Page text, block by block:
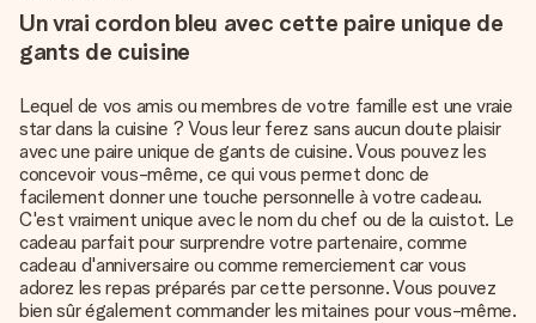
Un vrai cordon bleu avec cette paire unique de
gants de cuisine
Lequel de vos amis ou membres de votre famille est une vraie
star dans la cuisine ? Vous leur ferez sans aucun doute plaisir
avec une paire unique de gants de cuisine. Vous pouvez les
concevoir vous-même, ce qui vous permet donc de
facilement donner une touche personnelle à votre cadeau.
C'est vraiment unique avec le nom du chef ou de la cuistot. Le
cadeau parfait pour surprendre votre partenaire, comme
cadeau d'anniversaire ou comme remerciement car vous
adorez les repas préparés par cette personne. Vous pouvez
bien sûr également commander les mitaines pour vous-même.